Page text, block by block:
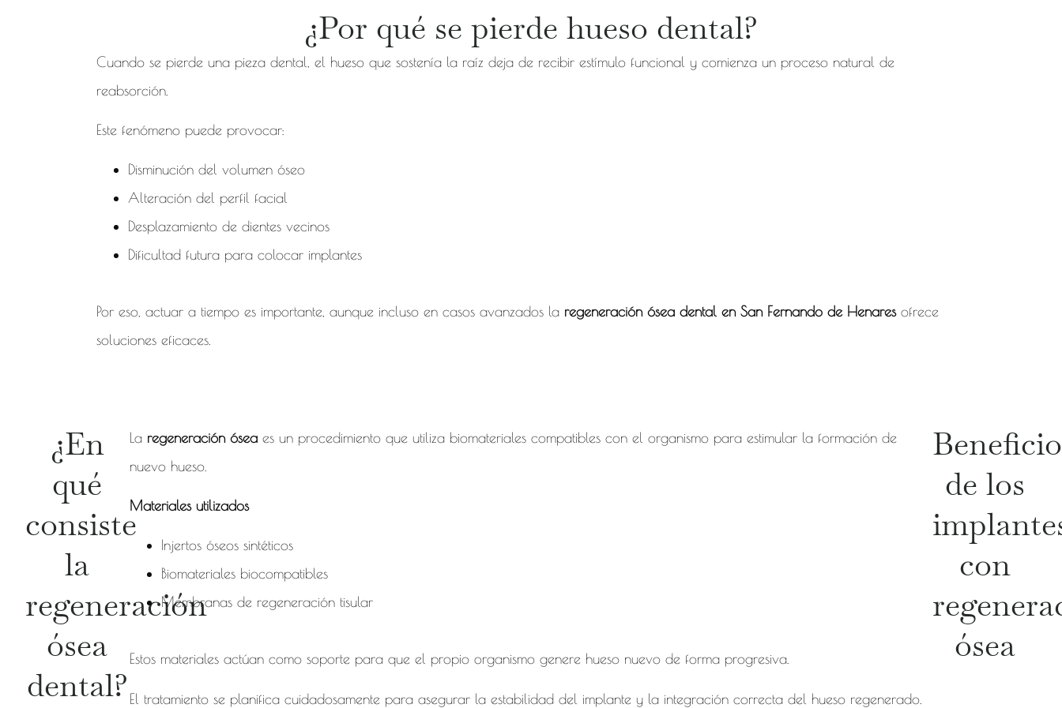
¿Por qué se pierde hueso dental?
Cuando se pierde una pieza dental, el hueso que sostenía la raíz deja de recibir estímulo funcional y comienza un proceso natural de
reabsorción.
Este fenómeno puede provocar:
Disminución del volumen óseo
Alteración del perfil facial
Desplazamiento de dientes vecinos
Dificultad futura para colocar implantes
Por eso, actuar a tiempo es importante, aunque incluso en casos avanzados la regeneración ósea dental en San Fernando de Henaresofrece
soluciones eficaces.
¿En
qué
consiste
la
regeneración
ósea
dental?
La regeneración óseaes un procedimiento que utiliza biomateriales compatibles con el organismo para estimular la formación de
nuevo hueso.
Materiales utilizados
Injertos óseos sintéticos
Biomateriales biocompatibles
Membranas de regeneración tisular
Estos materiales actúan como soporte para que el propio organismo genere hueso nuevo de forma progresiva.
El tratamiento se planifica cuidadosamente para asegurar la estabilidad del implante y la integración correcta del hueso regenerado.
de los
con
ósea